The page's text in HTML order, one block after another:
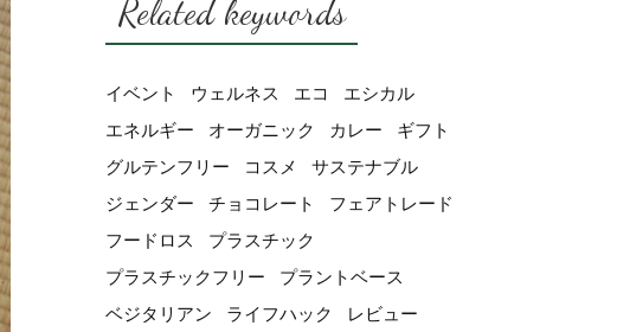
Related keywords
イベント ウェルネス エコ
エシカル
エネルギー
オーガニック カレー
ギフト
グルテンフリー
コスメ
サステナブル
ジェンダー
チョコレート
フェアトレード
フードロス
プラスチック
プラスチックフリー
プラントベース
ベジタリアン
ライフハック
レビュー